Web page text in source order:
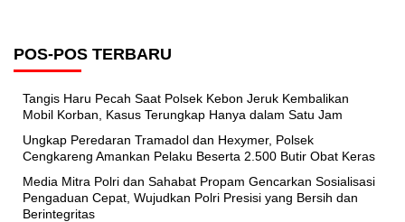
POS-POS TERBARU
Tangis Haru Pecah Saat Polsek Kebon Jeruk Kembalikan
Mobil Korban, Kasus Terungkap Hanya dalam Satu Jam
Ungkap Peredaran Tramadol dan Hexymer, Polsek
Cengkareng Amankan Pelaku Beserta 2.500 Butir Obat Keras
Media Mitra Polri dan Sahabat Propam Gencarkan Sosialisasi
Pengaduan Cepat, Wujudkan Polri Presisi yang Bersih dan
Berintegritas